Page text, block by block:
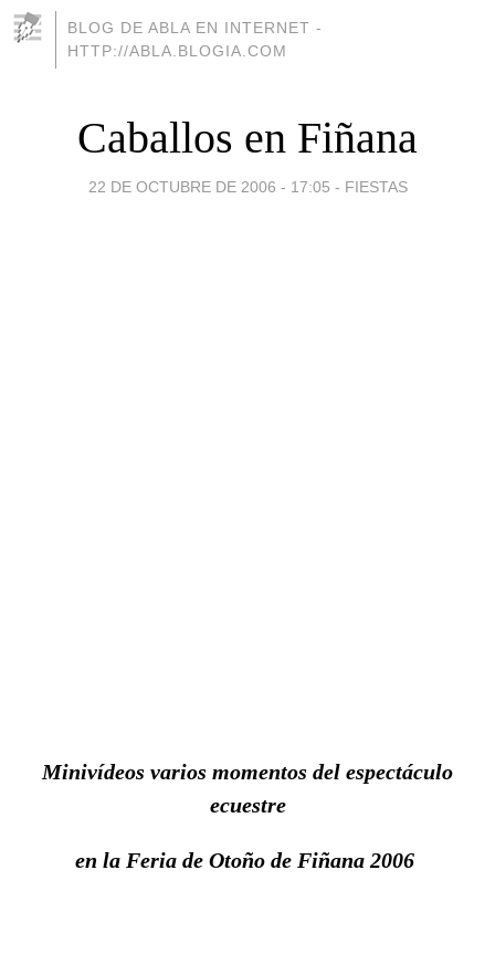
BLOG DE ABLA EN INTERNET -
HTTP://ABLA.BLOGIA.COM
Caballos en Fiñana
22 DE OCTUBRE DE 2006 - 17:05 - FIESTAS
Minivídeos varios momentos del espectáculo
ecuestre
en la Feria de Otoño de Fiñana 2006